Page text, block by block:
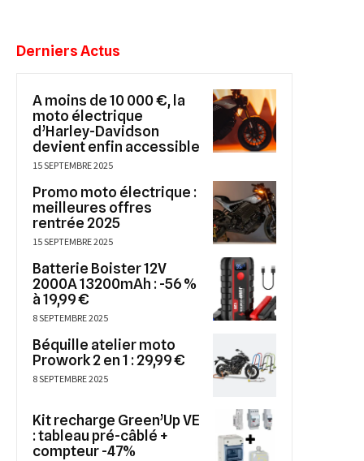
Derniers Actus
A moins de 10 000 €, la
moto électrique
d’Harley-Davidson
devient enfin accessible
15 SEPTEMBRE 2025
Promo moto électrique :
meilleures offres
rentrée 2025
15 SEPTEMBRE 2025
Batterie Boister 12V
2000A 13200mAh : -56 %
à 19,99 €
8 SEPTEMBRE 2025
Béquille atelier moto
Prowork 2 en 1 : 29,99 €
8 SEPTEMBRE 2025
Kit recharge Green’Up VE
: tableau pré-câblé +
compteur -47%